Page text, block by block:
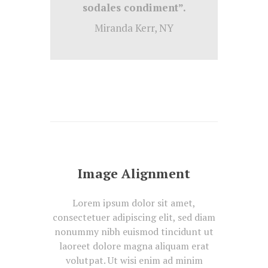
sodales condiment”.
Miranda Kerr, NY
Image Alignment
Lorem ipsum dolor sit amet,
consectetuer adipiscing elit, sed diam
nonummy nibh euismod tincidunt ut
laoreet dolore magna aliquam erat
volutpat. Ut wisi enim ad minim